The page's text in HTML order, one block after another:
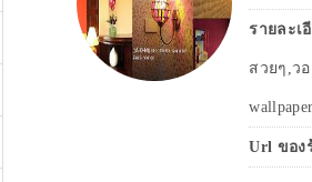
รายละเ
สวยๆ,ว
Url ของ